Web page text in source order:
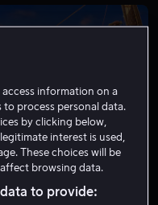
55 kr
information on a
process personal data.
by clicking below,
interest is used,
These choices will be
browsing data.
to provide: